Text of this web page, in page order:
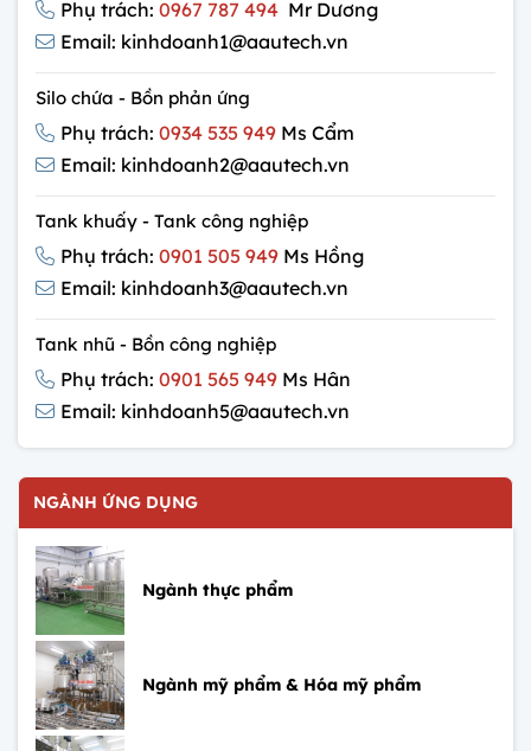
Phụ trách: 0967 787 494 Mr Dương
Email: kinhdoanh1@aautech.vn
Silo chứa - Bồn phản ứng
Phụ trách: 0934 535 949 Ms Cẩm
Email: kinhdoanh2@aautech.vn
Tank khuấy - Tank công nghiệp
Phụ trách: 0901 505 949 Ms Hồng
Email: kinhdoanh3@aautech.vn
Tank nhũ - Bồn công nghiệp
Phụ trách: 0901 565 949 Ms Hân
Email: kinhdoanh5@aautech.vn
NGÀNH ỨNG DỤNG
Ngành thực phẩm
Ngành mỹ phẩm & Hóa mỹ phẩm